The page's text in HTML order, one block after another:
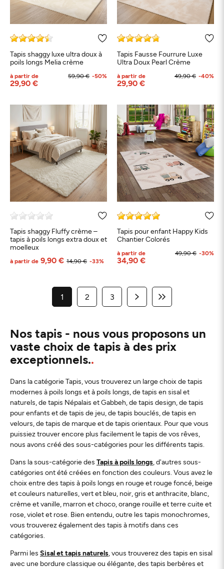
Tapis shaggy luxe ultra doux à
poils longs Melia crème
59,90 €
à partir de
29,90 €
-50%
Tapis Fausse Fourrure Luxe
Ultra Doux Pearl Crème
49,90 €
à partir de
29,90 €
-40%
Tapis shaggy Fluffy crème –
tapis à poils longs extra doux et
moelleux
14,90 €
à partir de 9,90 € -33%
Tapis pour enfant Happy Kids
Chantier Colorés
49,90 €
à partir de
34,90 €
-30%
1 2 3
Nos tapis - nous vous proposons un
vaste choix de tapis à des prix
exceptionnels.
Dans la catégorie Tapis, vous trouverez un large choix de tapis
modernes à poils longs et à poils longs, de tapis en sisal et
naturels, de tapis Népalais et Gabbeh, de tapis design, de tapis
pour enfants et de tapis de jeu, de tapis bouclés, de tapis en
velours, de tapis de marque et de tapis orientaux. Pour que vous
puissiez trouver encore plus facilement le tapis de vos rêves,
nous avons créé des sous-catégories pour les différents tapis.
Dans la sous-catégorie des Tapis à poils longs , d'autres sous-
catégories ont été créées en fonction des couleurs. Vous avez le
choix entre des tapis à poils longs en rouge et rouge foncé, beige
et couleurs naturelles, vert et bleu, noir, gris et anthracite, blanc,
crème et vanille, marron et choco, orange rouille et terre cuite et
rose, violet et rose. Bien entendu, outre les tapis monochromes,
vous trouverez également des tapis à motifs dans ces
catégories.
Parmi les Sisal et tapis naturels , vous trouverez des tapis en sisal
avec une bordure classique ou élégante, des tapis berbères et